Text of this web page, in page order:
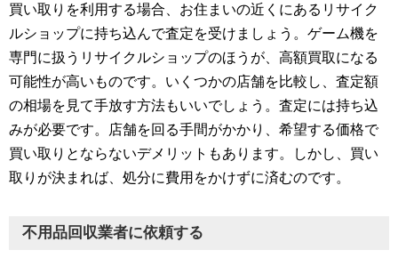
買い取りを利用する場合、お住まいの近くにあるリサイク
ルショップに持ち込んで査定を受けましょう。ゲーム機を
専門に扱うリサイクルショップのほうが、高額買取になる
可能性が高いものです。いくつかの店舗を比較し、査定額
の相場を見て手放す方法もいいでしょう。査定には持ち込
みが必要です。店舗を回る手間がかかり、希望する価格で
買い取りとならないデメリットもあります。しかし、買い
取りが決まれば、処分に費用をかけずに済むのです。
不用品回収業者に依頼する